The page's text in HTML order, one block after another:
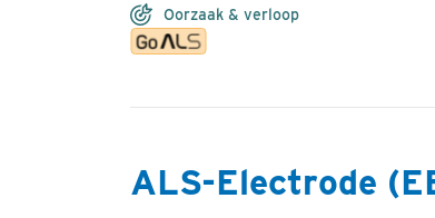
Oorzaak & verloop
ALS-Electrode